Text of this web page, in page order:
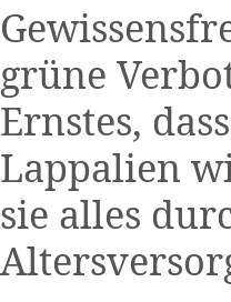
grüne
Ernstes,
Lappalien
sie alles